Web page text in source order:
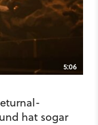
und
5:06
hat sogar